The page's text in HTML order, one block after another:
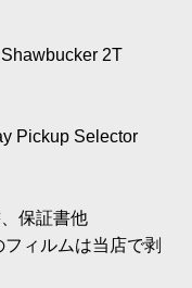
2T
Pickup Selector
保証書他
ィルムは当店で剥